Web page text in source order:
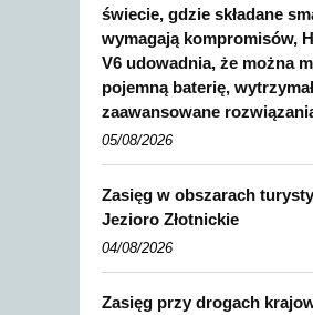
świecie, gdzie składane
wymagają kompromisów,
V6 udowadnia, że można
pojemną baterię,
zaawansowane
05/08/2026
Zasięg w obszarach
Jezioro Złotnickie
04/08/2026
Zasięg przy drogach